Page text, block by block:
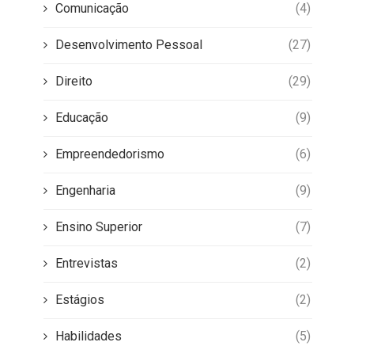
Comunicação (4)
Desenvolvimento Pessoal (27)
Direito (29)
Educação (9)
Empreendedorismo (6)
Engenharia (9)
Ensino Superior (7)
Entrevistas (2)
Estágios (2)
Habilidades (5)